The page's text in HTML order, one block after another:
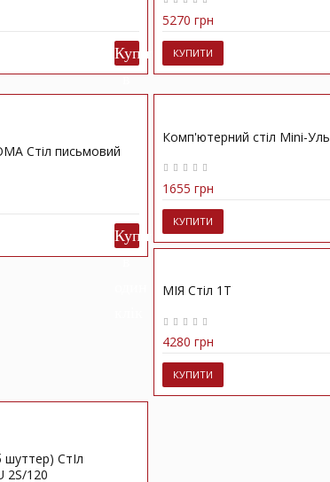
5270 грн
КУПИТИ
Стіл письмовий
Комп'ютерний стіл Mini-
1655 грн
КУПИТИ
МІЯ Стіл 1Т
4280 грн
КУПИТИ
СтІл
2S/120